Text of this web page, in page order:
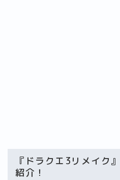
『ドラクエ3リメイク
紹介！